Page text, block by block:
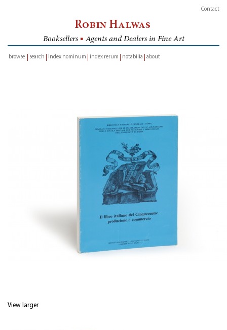
Contact
Robin Halwas
Booksellers ■ Agents and Dealers in Fine Art
browse
search index nominum index rerum notabilia about
View larger